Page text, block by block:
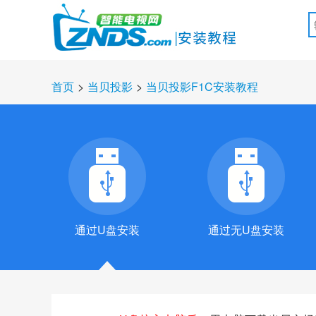
首页 > 当贝投影 > 当贝投影F1C安装教程
通过U盘安装 通过无U盘安装